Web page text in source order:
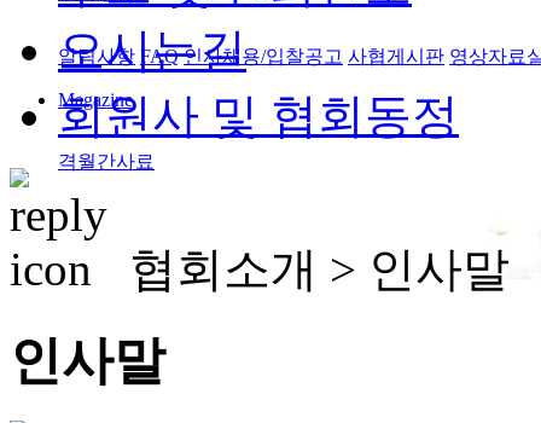
알림사항 FAQ 인사채용/입찰공고 사협게시판 영상자료
Magazine
격월간사료
오시는길
회원사 및 협회동정
협회소개 > 인사말
인사말